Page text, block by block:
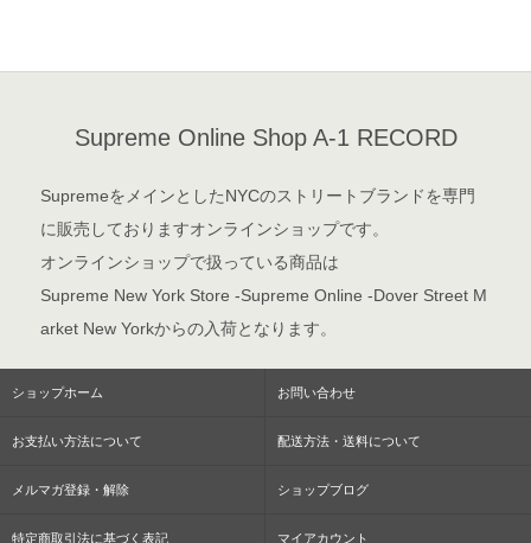
Supreme Online Shop A-1 RECORD
SupremeをメインとしたNYCのストリートブランドを専門
に販売しておりますオンラインショップです。
オンラインショップで扱っている商品は
Supreme New York Store -Supreme Online -Dover Street M
arket New Yorkからの入荷となります。
ショップホーム お問い合わせ
お支払い方法について 配送方法・送料について
メルマガ登録・解除 ショップブログ
特定商取引法に基づく表記 マイアカウント